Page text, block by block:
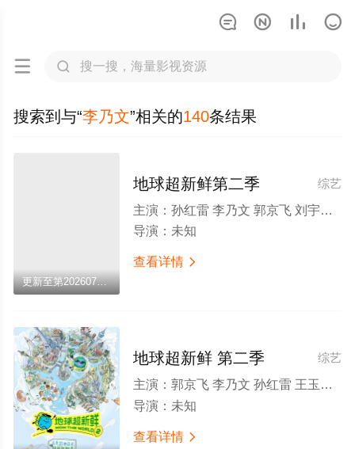
   
 
搜索到与“李乃文”相关的140条结果
更新至第20260715期
综艺
地球超新鲜第二季
主演： 孙红雷 李乃文 郭京飞 刘宇宁 龚俊 陈星旭 王玉雯 林一
导演： 未知
查看详情 
综艺
地球超新鲜 第二季
主演： 郭京飞 李乃文 孙红雷 王玉雯 陈星旭 刘宇宁 林一 龚俊
导演： 未知
查看详情 